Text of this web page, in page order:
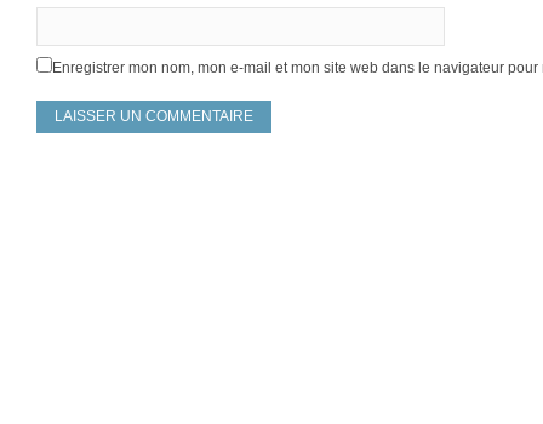
Enregistrer mon nom, mon e-mail et mon site web dans le navigateur